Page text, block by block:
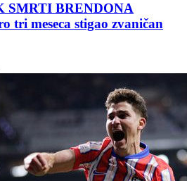
SMRTI BRENDONA
tri meseca stigao zvaničan